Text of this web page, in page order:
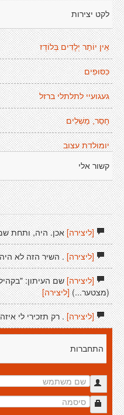
לקט יצירות
אֵין יוֹתֵר יְלָדִים בְּלוֹדְז
כִּסּוּפִים
געגועיי לתלתלי ברזל
חָסֵר, מַשְׁלִים
יומולדת עצוב
קשור אלי
[ליצירה]אכן. היה, ותחת
[ליצירה]. השיר הזה לא
[ליצירה]שם העיתון:
(מצטער...) [ליצירה]
[ליצירה]. רק תזכירי לי
התחברות